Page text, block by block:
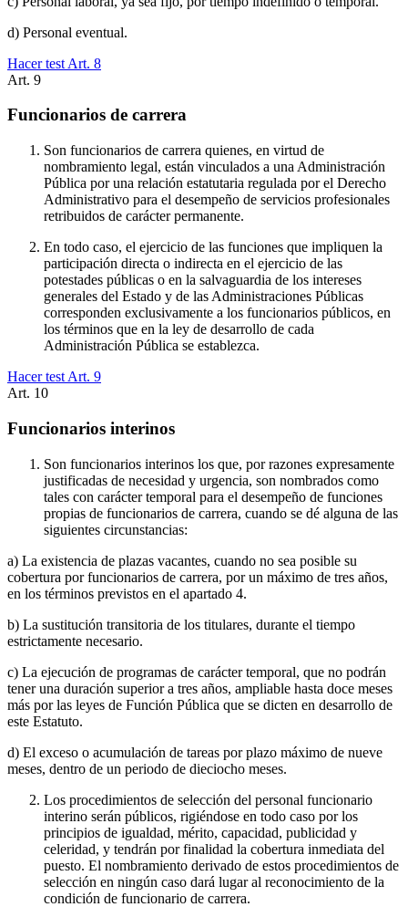
d) Personal eventual.
Hacer test Art. 8
Art. 9
Funcionarios de carrera
Son funcionarios de carrera quienes, en virtud de
nombramiento legal, están vinculados a una Administración
Pública por una relación estatutaria regulada por el Derecho
Administrativo para el desempeño de servicios profesionales
retribuidos de carácter permanente.
En todo caso, el ejercicio de las funciones que impliquen la
participación directa o indirecta en el ejercicio de las
potestades públicas o en la salvaguardia de los intereses
generales del Estado y de las Administraciones Públicas
corresponden exclusivamente a los funcionarios públicos, en
los términos que en la ley de desarrollo de cada
Administración Pública se establezca.
Hacer test Art. 9
Art. 10
Funcionarios interinos
Son funcionarios interinos los que, por razones expresamente
justificadas de necesidad y urgencia, son nombrados como
tales con carácter temporal para el desempeño de funciones
propias de funcionarios de carrera, cuando se dé alguna de las
siguientes circunstancias:
a) La existencia de plazas vacantes, cuando no sea posible su
cobertura por funcionarios de carrera, por un máximo de tres años,
en los términos previstos en el apartado 4.
b) La sustitución transitoria de los titulares, durante el tiempo
estrictamente necesario.
c) La ejecución de programas de carácter temporal, que no podrán
tener una duración superior a tres años, ampliable hasta doce meses
más por las leyes de Función Pública que se dicten en desarrollo de
este Estatuto.
d) El exceso o acumulación de tareas por plazo máximo de nueve
meses, dentro de un periodo de dieciocho meses.
Los procedimientos de selección del personal funcionario
interino serán públicos, rigiéndose en todo caso por los
principios de igualdad, mérito, capacidad, publicidad y
celeridad, y tendrán por finalidad la cobertura inmediata del
puesto. El nombramiento derivado de estos procedimientos de
selección en ningún caso dará lugar al reconocimiento de la
condición de funcionario de carrera.